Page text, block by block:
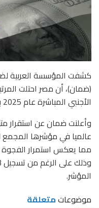
كشفت المؤسسة العربية
(ضمان)، أن مصر احتلت
الأجنبي المباشرة عام 2025 بقيمة 15.4 مليار دولار وبنسبة 13%.
المؤشر.
موضوعاتمتعلقة